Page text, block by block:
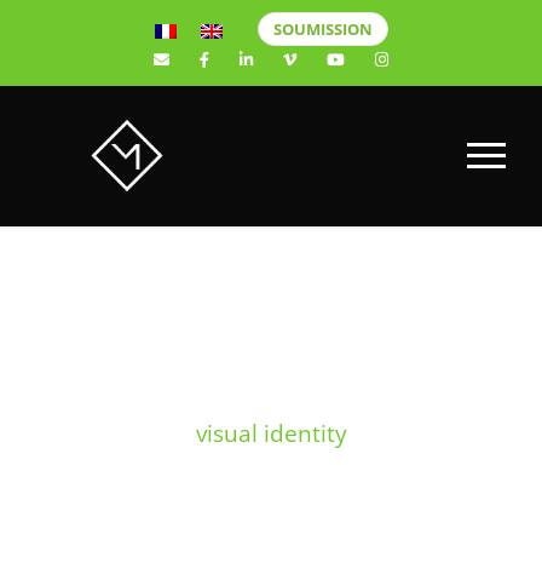
SOUMISSION
visual identity